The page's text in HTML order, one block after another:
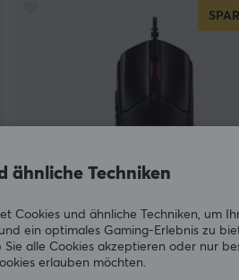
HyperX
Pulsefire Haste 2
Gaming-Maus - Schwarz (DEMO)
ähnliche Techniken
Cookies und ähnliche Techniken, um
ein optimales Gaming-Erlebnis zu
alle Cookies akzeptieren oder nur
erlauben möchten.